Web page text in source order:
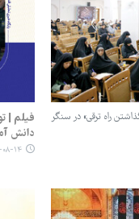
راه ترقی» در سنگر
فیلم |
دانش
۱۴۰۴-